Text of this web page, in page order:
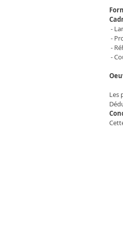
-
-
-
-
Les